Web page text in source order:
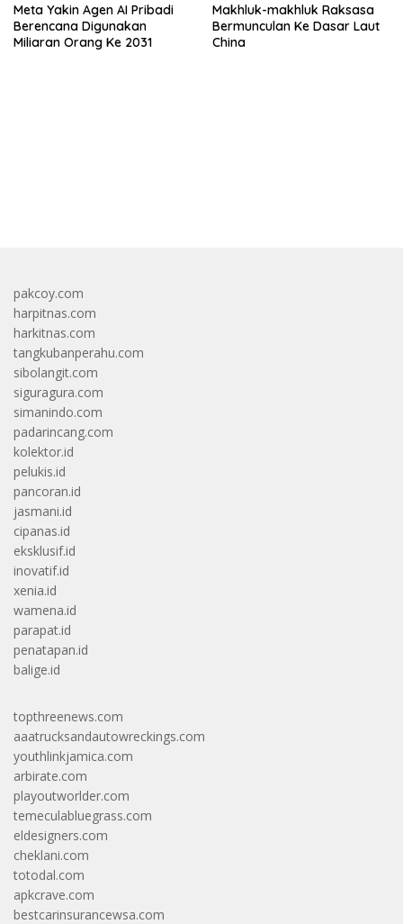
Meta Yakin Agen AI Pribadi
Berencana Digunakan
Miliaran Orang Ke 2031
Makhluk-makhluk Raksasa
Bermunculan Ke Dasar Laut
China
pakcoy.com
harpitnas.com
harkitnas.com
tangkubanperahu.com
sibolangit.com
siguragura.com
simanindo.com
padarincang.com
kolektor.id
pelukis.id
pancoran.id
jasmani.id
cipanas.id
eksklusif.id
inovatif.id
xenia.id
wamena.id
parapat.id
penatapan.id
balige.id
topthreenews.com
aaatrucksandautowreckings.com
youthlinkjamica.com
arbirate.com
playoutworlder.com
temeculabluegrass.com
eldesigners.com
cheklani.com
totodal.com
apkcrave.com
bestcarinsurancewsa.com